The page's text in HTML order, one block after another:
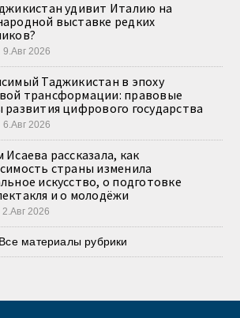
удивит Италию на
выставке редких
9.Авг 2026
Таджикистан в эпоху
трансформации: правовые
развития цифрового государства
6.Авг 2026
рассказала, как
страны изменила
искусство, о подготовке
и о молодёжи
2.Авг 2026
Все материалы рубрики